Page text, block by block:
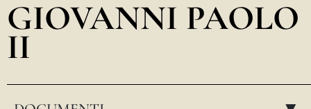
ESPAÑOL
DEUTSCH
العربيّة
GIOVANNI PAOLO
II